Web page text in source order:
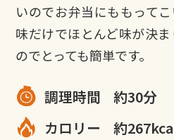
いのでお弁当にももって
味だけでほとんど味が決
のでとっても簡単です。
調理時間
約30分
カロリー
約